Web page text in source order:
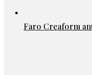
Faro Creaform